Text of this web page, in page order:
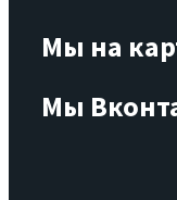
Мы на
Мы